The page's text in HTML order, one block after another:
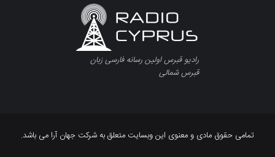
رادیو قبرس اولین رسانه فارسی زبان
قبرس شمالی
تمامی حقوق مادی و معنوی این وبسایت متعلق به شرکت جهان آرا می باشد.